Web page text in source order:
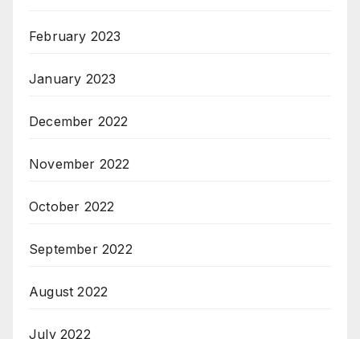
February 2023
January 2023
December 2022
November 2022
October 2022
September 2022
August 2022
July 2022